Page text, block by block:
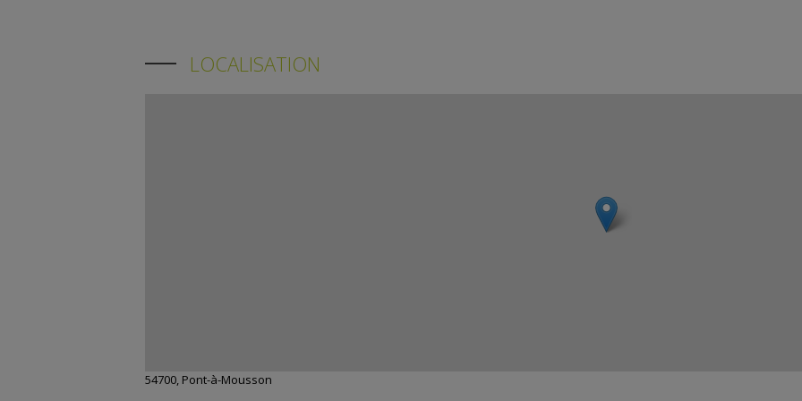
LOCALISATION
54700, Pont-à-Mousson